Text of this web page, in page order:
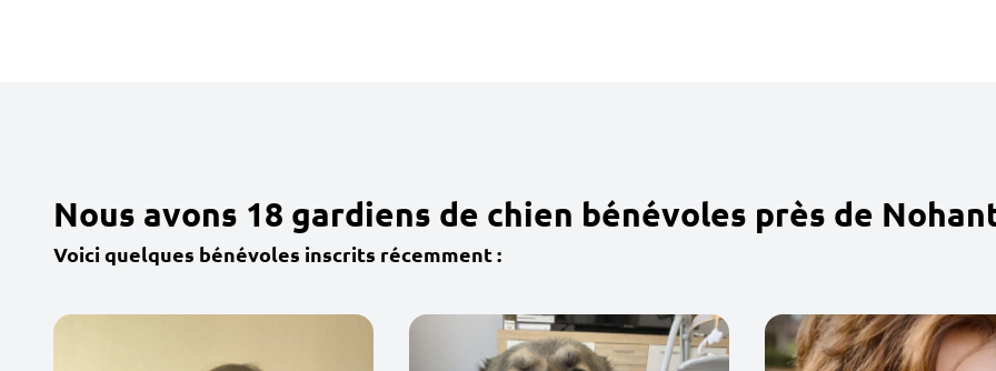
Nous avons 18 gardiens de chien bénévoles près de
Voici quelques bénévoles inscrits récemment :